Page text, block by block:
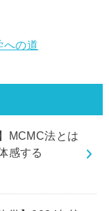
への道
MCMC法とは
感する